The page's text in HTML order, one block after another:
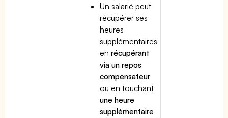
Un salarié peut
récupérer ses
heures
supplémentaires
enrécupérant
via un repos
compensateur
ou en touchant
une heure
supplémentaire